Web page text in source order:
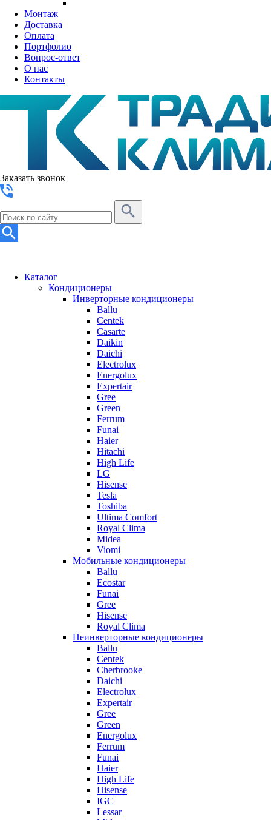
Монтаж
Доставка
Оплата
Портфолио
Вопрос-ответ
О нас
Контакты
Заказать звонок
Каталог
Кондиционеры
Инверторные кондиционеры
Ballu
Centek
Casarte
Daikin
Daichi
Electrolux
Energolux
Expertair
Gree
Green
Ferrum
Funai
Haier
Hitachi
High Life
LG
Hisense
Tesla
Toshiba
Ultima Comfort
Royal Clima
Midea
Viomi
Мобильные кондиционеры
Ballu
Ecostar
Funai
Gree
Hisense
Royal Clima
Неинверторные кондиционеры
Ballu
Centek
Cherbrooke
Daichi
Electrolux
Expertair
Gree
Green
Energolux
Ferrum
Funai
Haier
High Life
Hisense
IGC
Lessar